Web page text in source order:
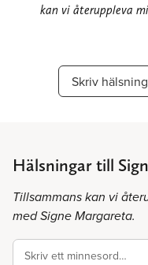
kan vi återuppleva
Skriv hälsning
Hälsningar till
Tillsammans kan vi
med Signe Margareta.
Skriv ett minnesord…